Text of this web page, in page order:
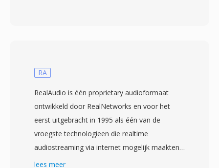
audio in AC-3 (Dolby Digital), DTS, MPEG-1
video bevatten VOB-bestanden ook dvd-
navigatiedata voor menu-interactie en
hoofdstukpuntinformatie. De bestanden
bevinden zich in de VIDEO_TS-directory op één
RA
RealAudio is één proprietary audioformaat
ontwikkeld door RealNetworks en voor het
eerst uitgebracht in 1995 als één van de
vroegste technologieen die realtime
audiostreaming via internet mogelijk maakten.
In het inbeltijdperk was RealAudio werkelijk
lees meer